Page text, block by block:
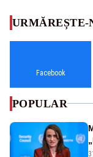
URMĂREȘTE-
Facebook
POPULAR